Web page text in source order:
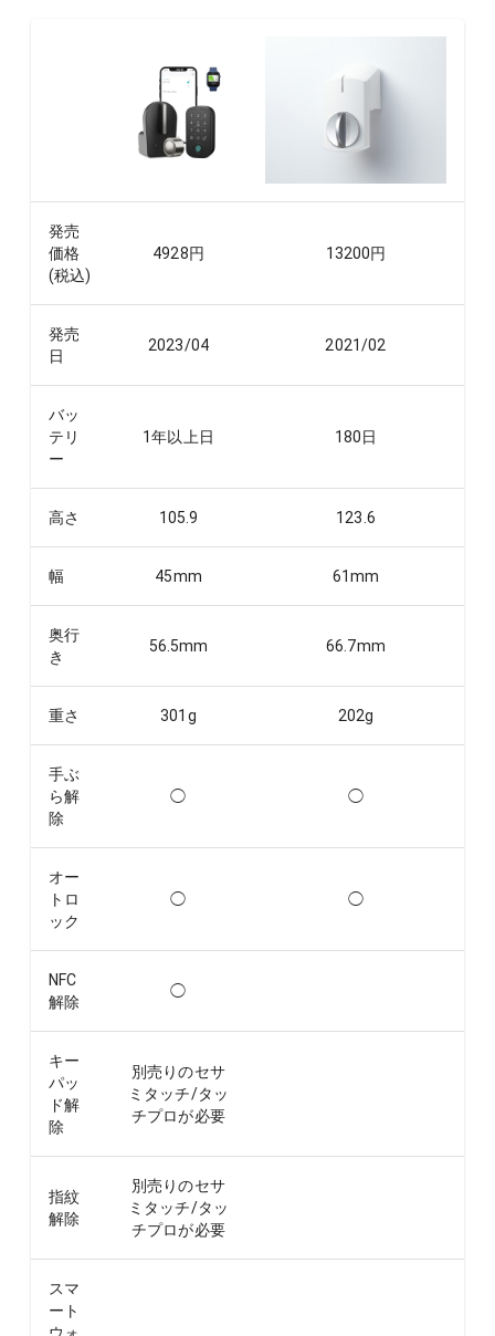
発売
価格
(税込)
4928円 13200円
発売
日
2023/04 2021/02
バッ
テリ
ー
1年以上 日 180日
高さ 105.9 123.6
幅 45mm 61mm
奥行
き
56.5mm 66.7mm
重さ 301 g 202g
手ぶ
ら解
除
◯ ◯
オー
トロ
ック
◯ ◯
NFC
解除
◯
キー
パッ
ド解
除
別売りのセサ
ミタッチ/タッ
チプロが必要
指紋
解除
別売りのセサ
ミタッチ/タッ
チプロが必要
スマ
ート